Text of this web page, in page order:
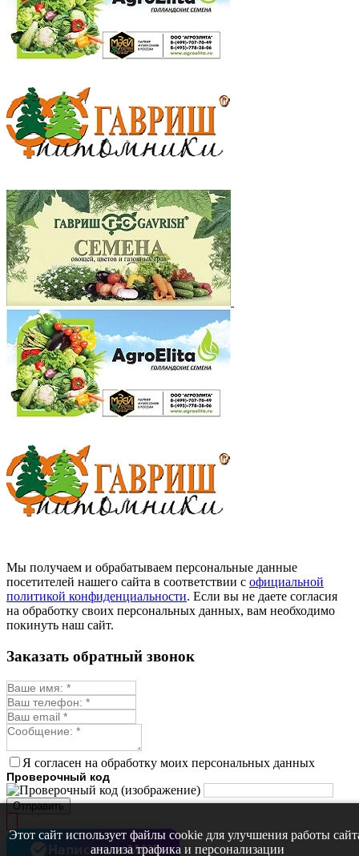
Мы получаем и обрабатываем персональные данные
посетителей нашего сайта в соответствии с официальной
политикой конфиденциальности. Если вы не даете согласия
на обработку своих персональных данных, вам необходимо
покинуть наш сайт.
Этот сайт использует файлы cookie для улучшения работы
анализа трафика и персонализации
Заказать обратный звонок
Я согласен на обработку моих персональных данных
Проверочный код
Отправить
Написать в MAX